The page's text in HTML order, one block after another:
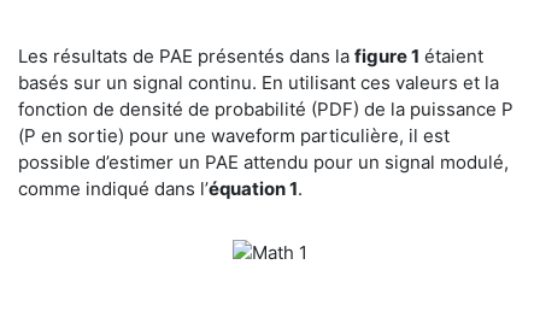
Les résultats de PAE présentés dans la figure 1 étaient
basés sur un signal continu. En utilisant ces valeurs et la
fonction de densité de probabilité (PDF) de la puissance P
(P en sortie) pour une waveform particulière, il est
possible d’estimer un PAE attendu pour un signal modulé,
comme indiqué dans l’équation 1.